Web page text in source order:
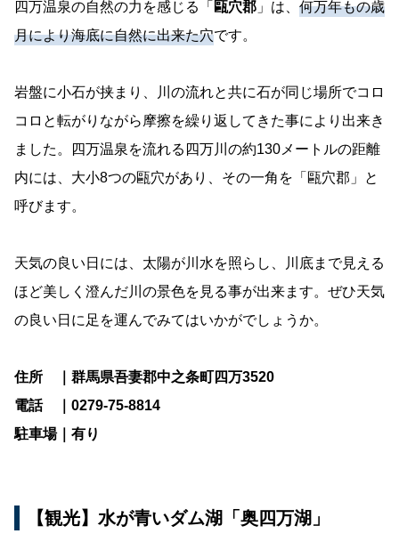
四万温泉の自然の力を感じる「 甌穴郡 」は、 何万年もの歳
月により海底に自然に出来た穴です。
岩盤に小石が挟まり、川の流れと共に石が同じ場所でコロ
コロと転がりながら摩擦を繰り返してきた事により出来き
ました。四万温泉を流れる四万川の約130メートルの距離
内には、大小8つの甌穴があり、その一角を「甌穴郡」と
呼びます。
天気の良い日には、太陽が川水を照らし、川底まで見える
ほど美しく澄んだ川の景色を見る事が出来ます。ぜひ天気
の良い日に足を運んでみてはいかがでしょうか。
住所 ｜群馬県吾妻郡中之条町四万3520
電話 ｜0279-75-8814
駐車場｜有り
【観光】水が青いダム湖「奥四万湖」